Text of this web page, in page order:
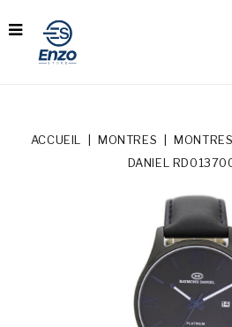
ACCUEIL MONTRES
DANIEL